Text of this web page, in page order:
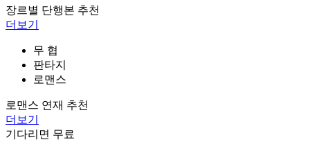
장르별 단행본 추천
더보기
무 협
판타지
로맨스
로맨스 연재 추천
더보기
기다리면 무료